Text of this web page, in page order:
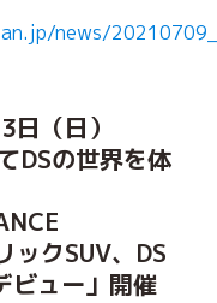
news/
（日）
DSの世界を体
ックSUV、DS
ビュー」開催